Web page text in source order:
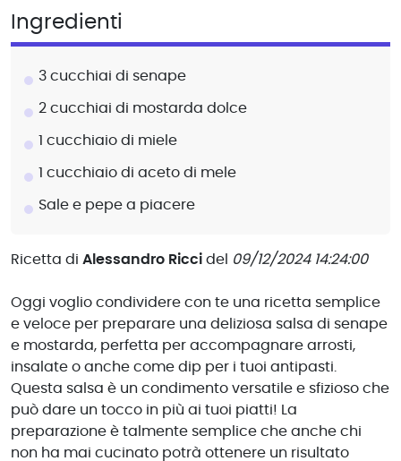
Ricetta di Alessandro Ricci del 09/12/2024 14:24:00
Oggi voglio condividere con te una ricetta semplice
e veloce per preparare una deliziosa salsa di senape
e mostarda, perfetta per accompagnare arrosti,
insalate o anche come dip per i tuoi antipasti.
Questa salsa è un condimento versatile e sfizioso che
può dare un tocco in più ai tuoi piatti! La
preparazione è talmente semplice che anche chi
non ha mai cucinato potrà ottenere un risultato
Ingredienti
3 cucchiai di senape
2 cucchiai di mostarda dolce
1 cucchiaio di miele
1 cucchiaio di aceto di mele
Sale e pepe a piacere